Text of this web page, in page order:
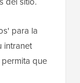
para la
intranet
que